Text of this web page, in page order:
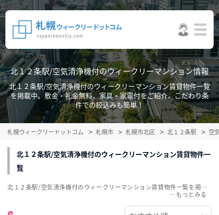
北１２条駅/空気清浄機付のウィークリーマンション情報
北１２条駅/空気清浄機付のウィークリーマンション賃貸物件一覧
を掲載中。敷金・礼金無料、家具・家電付をご紹介。こだわり条
件での絞込みも簡単！
札幌ウィークリードットコム 札幌市 札幌市北区 北１２条駅 空
北１２条駅/空気清浄機付のウィークリーマンション賃貸物件一
覧
北１２条駅/空気清浄機付のウィークリーマンション賃貸物件一覧を掲載中。敷金・礼金無料、家具・家電付をご紹介。こだわり条件での絞込みも簡単！
…